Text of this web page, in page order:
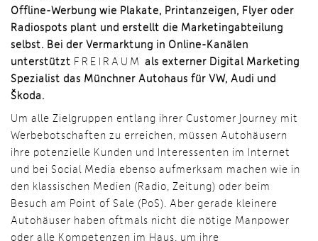
Offline-Werbung wie Plakate, Printanzeigen, Flyer oder
Radiospots plant und erstellt die Marketingabteilung
selbst. Bei der Vermarktung in Online-Kanälen
unterstützt FREIRAUM als externer Digital Marketing
Spezialist das Münchner Autohaus für VW, Audi und
Škoda.
Um alle Zielgruppen entlang ihrer Customer Journey mit
Werbebotschaften zu erreichen, müssen Autohäusern
ihre potenzielle Kunden und Interessenten im Internet
und bei Social Media ebenso aufmerksam machen wie in
den klassischen Medien (Radio, Zeitung) oder beim
Besuch am Point of Sale (PoS). Aber gerade kleinere
Autohäuser haben oftmals nicht die nötige Manpower
oder alle Kompetenzen im Haus, um ihre